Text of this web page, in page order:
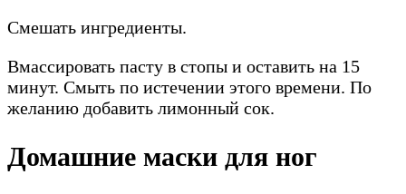
Смешать ингредиенты.
Вмассировать пасту в стопы и оставить на 15
минут. Смыть по истечении этого времени. По
желанию добавить лимонный сок.
Домашние маски для ног